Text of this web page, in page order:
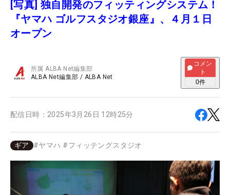
[写真] 独自開発のフィッティングシステム！
『ヤマハ ゴルフスタジオ銀座』、４月１日
オープン
所属ALBA Net編集部
ALBA Net編集部 / ALBA Net
コメン
ト
0件
配信日時： 2025年3月26日 12時25分
ギア #ヤマハ #フィッテングスタジオ